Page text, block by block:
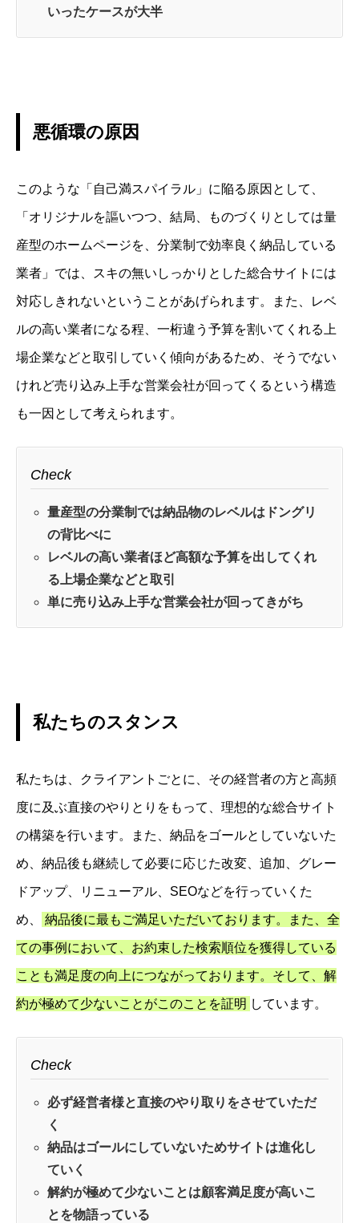
いったケースが大半
悪循環の原因
このような「自己満スパイラル」に陥る原因として、
「オリジナルを謳いつつ、結局、ものづくりとしては量
産型のホームページを、分業制で効率良く納品している
業者」では、スキの無いしっかりとした総合サイトには
対応しきれないということがあげられます。また、レベ
ルの高い業者になる程、一桁違う予算を割いてくれる上
場企業などと取引していく傾向があるため、そうでない
けれど売り込み上手な営業会社が回ってくるという構造
も一因として考えられます。
Check
量産型の分業制では納品物のレベルはドングリ
の背比べに
レベルの高い業者ほど高額な予算を出してくれ
る上場企業などと取引
単に売り込み上手な営業会社が回ってきがち
私たちのスタンス
私たちは、クライアントごとに、その経営者の方と高頻
度に及ぶ直接のやりとりをもって、理想的な総合サイト
の構築を行います。また、納品をゴールとしていないた
め、納品後も継続して必要に応じた改変、追加、グレー
ドアップ、リニューアル、SEOなどを行っていくた
め、 納品後に最もご満足いただいております。また、全
ての事例において、お約束した検索順位を獲得している
ことも満足度の向上につながっております。そして、解
約が極めて少ないことがこのことを証明 しています。
Check
必ず経営者様と直接のやり取りをさせていただ
く
納品はゴールにしていないためサイトは進化し
ていく
解約が極めて少ないことは顧客満足度が高いこ
とを物語っている